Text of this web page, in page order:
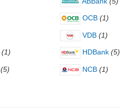
OCB (1)
VDB (1)
(1) HDBank (5)
(5) NCB (1)